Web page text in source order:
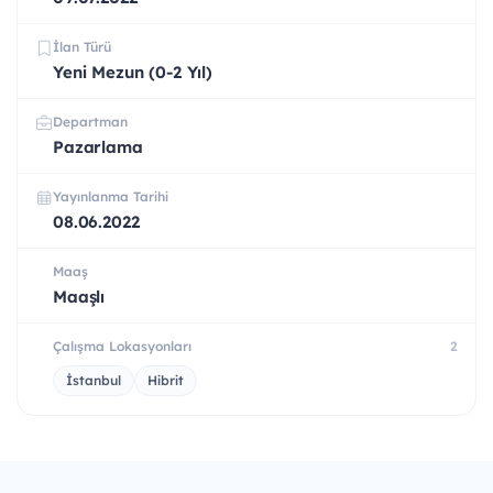
İlan Türü
Yeni Mezun (0-2 Yıl)
Departman
Pazarlama
Yayınlanma Tarihi
08.06.2022
Maaş
Maaşlı
Çalışma Lokasyonları 2
İstanbul Hibrit